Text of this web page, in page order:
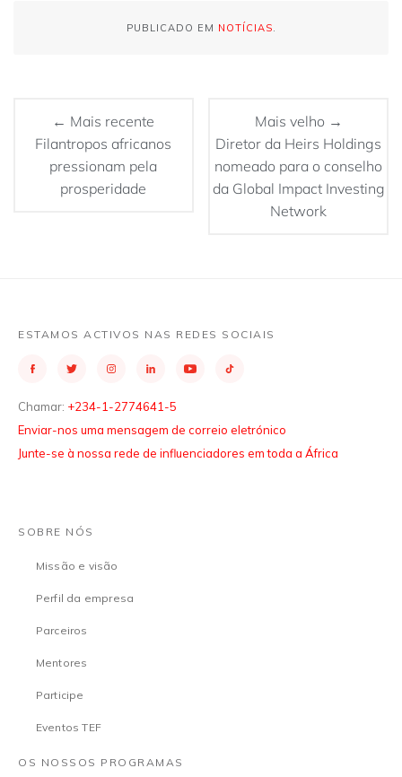
PUBLICADO EM NOTÍCIAS
← Mais recente
Filantropos africanos
pressionam pela
prosperidade
Mais velho →
Diretor da Heirs Holdings
nomeado para o conselho
da Global Impact Investing
Network
ESTAMOS ACTIVOS NAS REDES SOCIAIS
Chamar: +234-1-2774641-5
Enviar-nos uma mensagem de correio eletrónico
Junte-se à nossa rede de influenciadores em toda a África
SOBRE NÓS
Missão e visão
Perfil da empresa
Parceiros
Mentores
Participe
Eventos TEF
OS NOSSOS PROGRAMAS